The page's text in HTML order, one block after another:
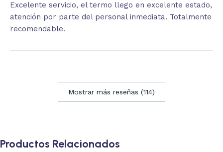
Excelente servicio, el termo llego en excelente estado,
atención por parte del personal inmediata. Totalmente
recomendable.
Mostrar más reseñas (114)
Productos Relacionados